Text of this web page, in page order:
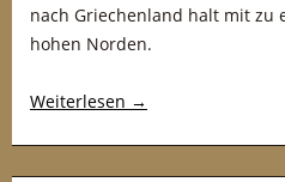
nach Griechenland halt mit zu
hohen Norden.
Weiterlesen →